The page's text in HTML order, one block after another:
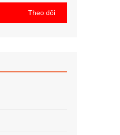
Theo dõi